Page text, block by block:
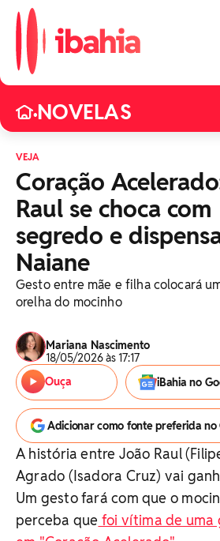
•NOVELAS
VEJA
Coração
Raul se choca com
segredo e
Naiane
Gesto entre mãe e filha colocará
orelha do mocinho
Mariana Nascimento
18/05/2026 às 17:17
Ouça
iBahia no
Adicionar como fonte preferida no
A história entre João Raul
Agrado (Isadora Cruz) vai
Um gesto fará com que o
perceba que foi vítima de uma